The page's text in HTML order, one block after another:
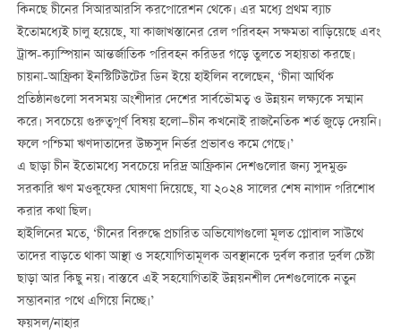
কিনছে চীনের সিআরআরসি করপোরেশন থেকে। এর মধ্যে প্রথম ব্যাচ
ইতোমধ্যেই চালু হয়েছে, যা কাজাখস্তানের রেল পরিবহন সক্ষমতা বাড়িয়েছে এবং
ট্রান্স-ক্যাস্পিয়ান আন্তর্জাতিক পরিবহন করিডর গড়ে তুলতে সহায়তা করছে।
চায়না-আফ্রিকা ইনস্টিটিউটের ডিন ইয়ে হাইলিন বলেছেন, ‘চীনা আর্থিক
প্রতিষ্ঠানগুলো সবসময় অংশীদার দেশের সার্বভৌমত্ব ও উন্নয়ন লক্ষ্যকে সম্মান
করে। সবচেয়ে গুরুত্বপূর্ণ বিষয় হলো—চীন কখনোই রাজনৈতিক শর্ত জুড়ে দেয়নি।
ফলে পশ্চিমা ঋণদাতাদের উচ্চসুদ নির্ভর প্রভাবও কমে গেছে।’
এ ছাড়া চীন ইতোমধ্যে সবচেয়ে দরিদ্র আফ্রিকান দেশগুলোর জন্য সুদমুক্ত
সরকারি ঋণ মওকুফের ঘোষণা দিয়েছে, যা ২০২৪ সালের শেষ নাগাদ পরিশোধ
করার কথা ছিল।
হাইলিনের মতে, ‘চীনের বিরুদ্ধে প্রচারিত অভিযোগগুলো মূলত গ্লোবাল সাউথে
তাদের বাড়তে থাকা আস্থা ও সহযোগিতামূলক অবস্থানকে দুর্বল করার দুর্বল চেষ্টা
ছাড়া আর কিছু নয়। বাস্তবে এই সহযোগিতাই উন্নয়নশীল দেশগুলোকে নতুন
সম্ভাবনার পথে এগিয়ে নিচ্ছে।’
ফয়সল/নাহার